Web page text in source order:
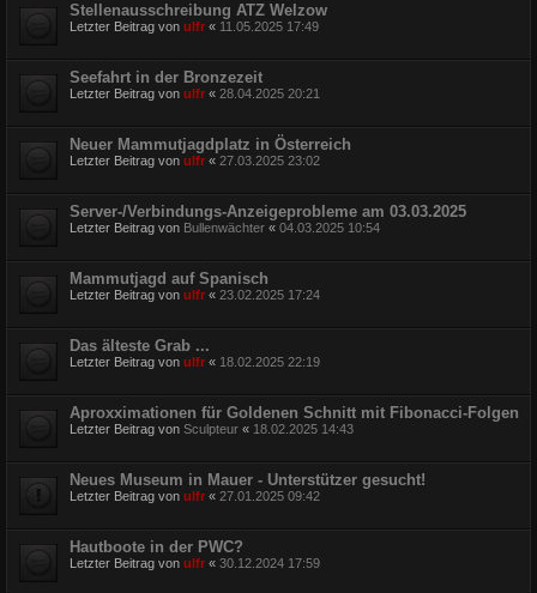
Stellenausschreibung ATZ Welzow
Letzter Beitrag von ulfr « 11.05.2025 17:49
Seefahrt in der Bronzezeit
Letzter Beitrag von ulfr « 28.04.2025 20:21
Neuer Mammutjagdplatz in Österreich
Letzter Beitrag von ulfr « 27.03.2025 23:02
Server-/Verbindungs-Anzeigeprobleme am 03.03.2025
Letzter Beitrag von Bullenwächter « 04.03.2025 10:54
Mammutjagd auf Spanisch
Letzter Beitrag von ulfr « 23.02.2025 17:24
Das älteste Grab ...
Letzter Beitrag von ulfr « 18.02.2025 22:19
Aproxximationen für Goldenen Schnitt mit Fibonacci-Folgen
Letzter Beitrag von Sculpteur « 18.02.2025 14:43
Neues Museum in Mauer - Unterstützer gesucht!
Letzter Beitrag von ulfr « 27.01.2025 09:42
Hautboote in der PWC?
Letzter Beitrag von ulfr « 30.12.2024 17:59